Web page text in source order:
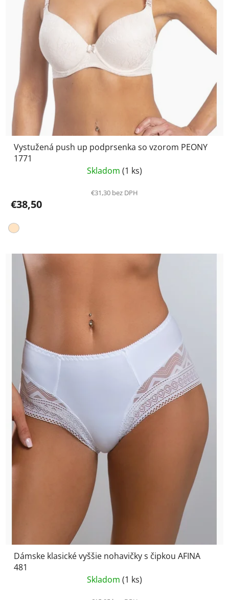
Vystužená push up podprsenka so vzorom PEONY
1771
Skladom (1 ks)
€31,30 bez DPH
€38,50
Dámske klasické vyššie nohavičky s čipkou AFINA
481
Skladom (1 ks)